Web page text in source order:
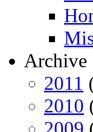
Archive
2011
2010